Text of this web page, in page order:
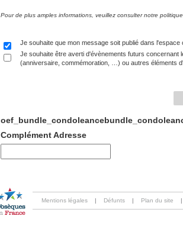
Pour de plus amples informations, veuillez consulter notre
Je souhaite que mon message soit publié dans l'espace
Je souhaite être averti d'évènements futurs concernant
(anniversaire, commémoration, …) ou autres éléments
Complément Adresse
Mentions légales | Défunts | Plan du site |